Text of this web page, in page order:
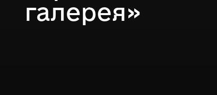
галерея»